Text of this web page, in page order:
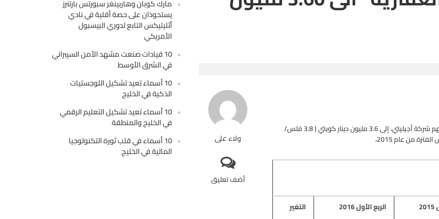
مارك كوبان وهاربينغر سبورتس بارتنرز
يستحوذان على حصة أقلية في نادي
أثليتيكس التابع لدوري البيسبول
الأمريكي
10 قيادات صنعت مشهد الأمن السيبراني
في الشرق الأوسط
10 أسماء تعيد تشكيل اللوجستيات
الذكية في الخليج
10 أسماء تعيد تشكيل التعليم الرقمي
في الخليج والمنطقة
10 أسماء في قلب ثورة التكنولوجيا
المالية في الخليج
ولاء على
أضف تعليق
ارتفعت أرباح شركة “الوطنية العقارية” والتي تمتلك 22.3 % من أسهم شركة أجيليتي، إلى 3.6 مليون دينار كويتي ( 3.8 فلس/
الربع الأول 2016 التغير